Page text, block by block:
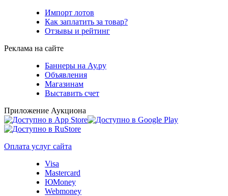
Импорт лотов
Как заплатить за товар?
Отзывы и рейтинг
Реклама на сайте
Баннеры на Ау.ру
Объявления
Магазинам
Выставить счет
Приложение Аукциона
Оплата услуг сайта
Visa
Mastercard
ЮMoney
Webmoney